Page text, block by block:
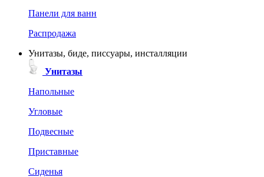
Панели для ванн
Распродажа
Унитазы, биде, писсуары, инсталляции
Унитазы
Напольные
Угловые
Подвесные
Приставные
Сиденья